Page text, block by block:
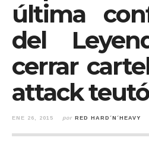
última
del
cerrar
attack
ENE 26, 2015 por RED HARD´N´HEAVY